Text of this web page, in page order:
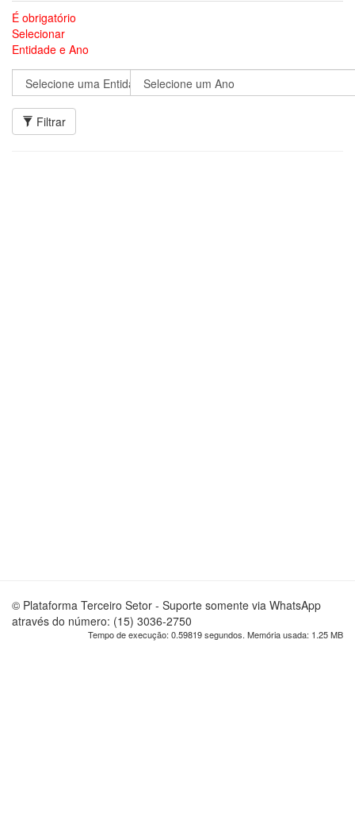
É obrigatório
Selecionar
Entidade e Ano
Filtrar
© Plataforma Terceiro Setor - Suporte somente via WhatsApp
através do número: (15) 3036-2750
Tempo de execução: 0.59819 segundos. Memória usada: 1.25 MB